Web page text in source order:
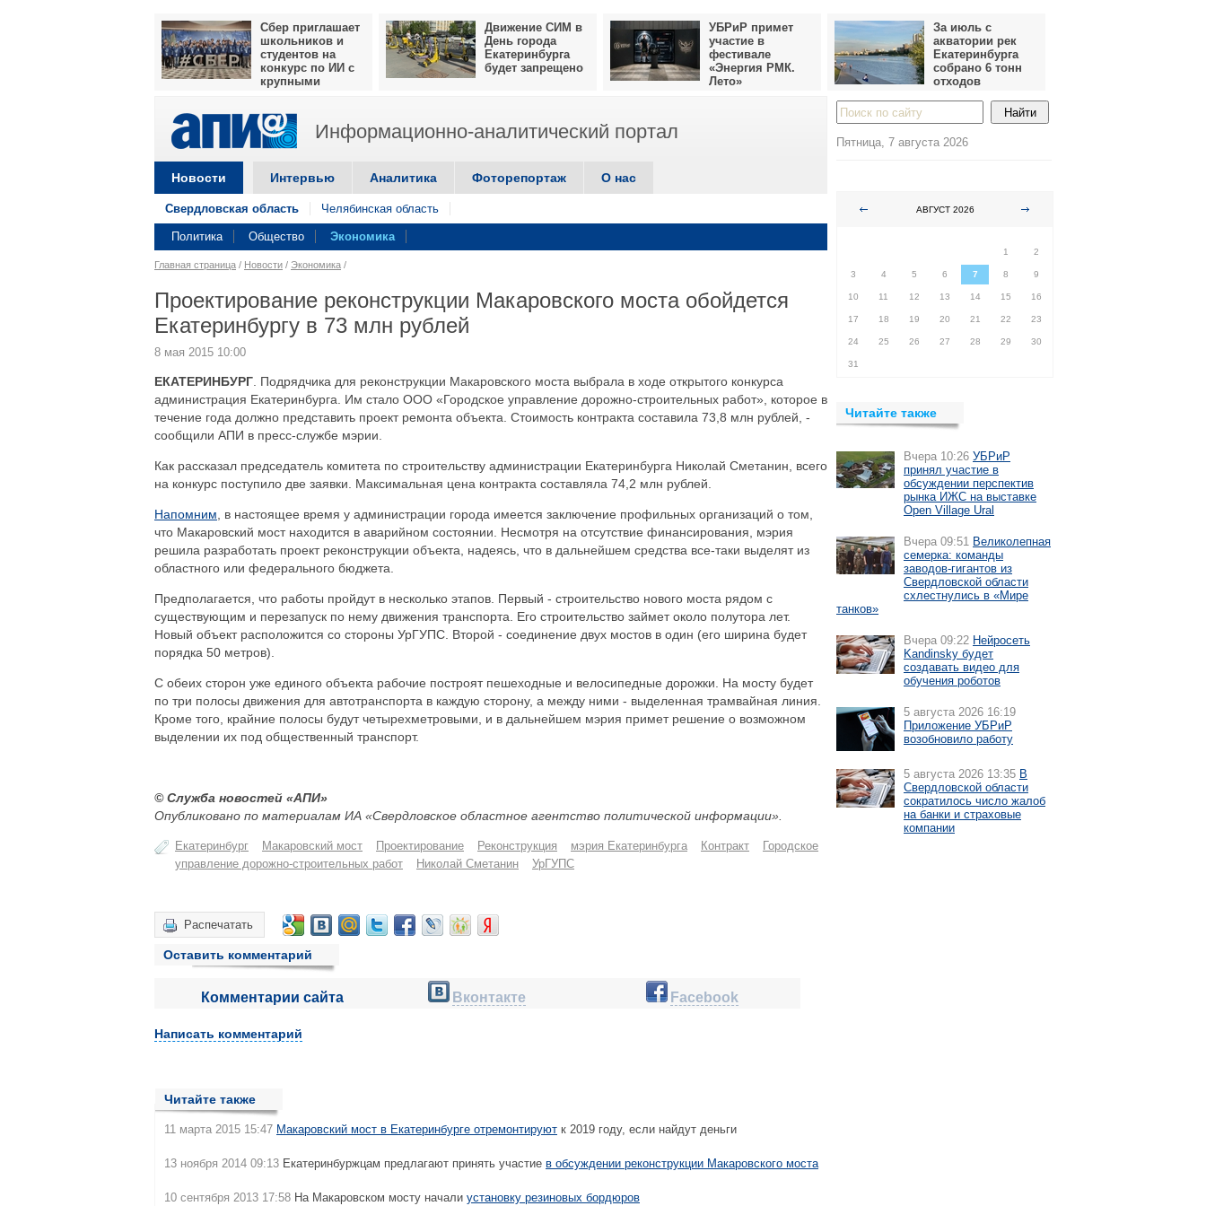
Сбер приглашает
школьников и
студентов на
конкурс по ИИ с
крупными
Движение СИМ в
День города
Екатеринбурга
будет запрещено
УБРиР примет
участие в
фестивале
«Энергия РМК.
Лето»
За июль с
акватории рек
Екатеринбурга
собрано 6 тонн
отходов
Информационно-аналитический портал
Новости Интервью Аналитика Фоторепортаж О нас
Свердловская область Челябинская область
Политика Общество Экономика
Главная страница / Новости / Экономика /
Проектирование реконструкции Макаровского моста обойдется
Екатеринбургу в 73 млн рублей
8 мая 2015 10:00
ЕКАТЕРИНБУРГ . Подрядчика для реконструкции Макаровского моста выбрала в ходе открытого конкурса
администрация Екатеринбурга. Им стало ООО «Городское управление дорожно-строительных работ», которое в
течение года должно представить проект ремонта объекта. Стоимость контракта составила 73,8 млн рублей, -
сообщили АПИ в пресс-службе мэрии.
Как рассказал председатель комитета по строительству администрации Екатеринбурга Николай Сметанин, всего
на конкурс поступило две заявки. Максимальная цена контракта составляла 74,2 млн рублей.
Напомним , в настоящее время у администрации города имеется заключение профильных организаций о том,
что Макаровский мост находится в аварийном состоянии. Несмотря на отсутствие финансирования, мэрия
решила разработать проект реконструкции объекта, надеясь, что в дальнейшем средства все-таки выделят из
областного или федерального бюджета.
Предполагается, что работы пройдут в несколько этапов. Первый - строительство нового моста рядом с
существующим и перезапуск по нему движения транспорта. Его строительство займет около полутора лет.
Новый объект расположится со стороны УрГУПС. Второй - соединение двух мостов в один (его ширина будет
порядка 50 метров).
С обеих сторон уже единого объекта рабочие построят пешеходные и велосипедные дорожки. На мосту будет
по три полосы движения для автотранспорта в каждую сторону, а между ними - выделенная трамвайная линия.
Кроме того, крайние полосы будут четырехметровыми, и в дальнейшем мэрия примет решение о возможном
выделении их под общественный транспорт.
© Служба новостей «АПИ»
Опубликовано по материалам ИА «Свердловское областное агентство политической информации».
Екатеринбург Макаровский мост Проектирование Реконструкция мэрия Екатеринбурга Контракт
Городское
управление дорожно-строительных работ
Николай Сметанин УрГУПС
Распечатать
Оставить комментарий
Комментарии сайта Вконтакте Facebook
Написать комментарий
Читайте также
11 марта 2015 15:47 Макаровский мост в Екатеринбурге отремонтируют к 2019 году, если найдут деньги
13 ноября 2014 09:13 Екатеринбуржцам предлагают принять участие в обсуждении реконструкции Макаровского моста
10 сентября 2013 17:58 На Макаровском мосту начали установку резиновых бордюров
Пятница, 7 августа 2026
АВГУСТ 2026
1
2
3 4 5 6 7 8 9
10 11 12 13 14 15 16
17 18 19 20 21 22 23
24 25 26 27 28 29 30
31
Читайте также
Вчера 10:26 УБРиР
принял участие в
обсуждении перспектив
рынка ИЖС на выставке
Open Village Ural
Вчера 09:51 Великолепная
семерка: команды
заводов-гигантов из
Свердловской области
схлестнулись в «Мире
танков»
Вчера 09:22 Нейросеть
Kandinsky будет
создавать видео для
обучения роботов
5 августа 2026 16:19
Приложение УБРиР
возобновило работу
5 августа 2026 13:35 В
Свердловской области
сократилось число жалоб
на банки и страховые
компании